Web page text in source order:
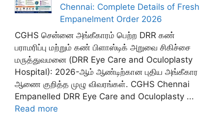
Chennai: Complete Details of Fresh
Empanelment Order 2026
CGHS சென்னை அங்கீகாரம் பெற்ற DRR கண்
பராமரிப்பு மற்றும் கண் பிளாஸ்டிக் அறுவை சிகிச்சை
மருத்துவமனை (DRR Eye Care and Oculoplasty
Hospital): 2026-ஆம் ஆண்டிற்கான புதிய அங்கீகார
ஆணை குறித்த முழு விவரங்கள். CGHS Chennai
Empanelled DRR Eye Care and Oculoplasty ...
Read more